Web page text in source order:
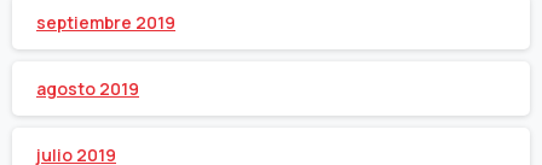
septiembre 2019
agosto 2019
julio 2019